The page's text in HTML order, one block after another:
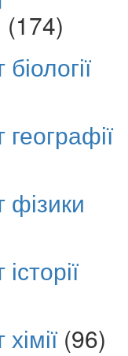
(174)
фізики
(96)